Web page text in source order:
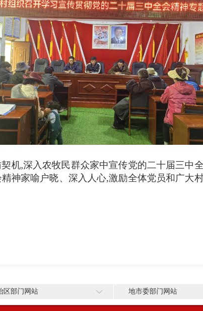
机,深入农牧民群众家中宣传党的二十届三中
神家喻户晓、深入人心,激励全体党员和广大
区部门网站 地市委部门网站